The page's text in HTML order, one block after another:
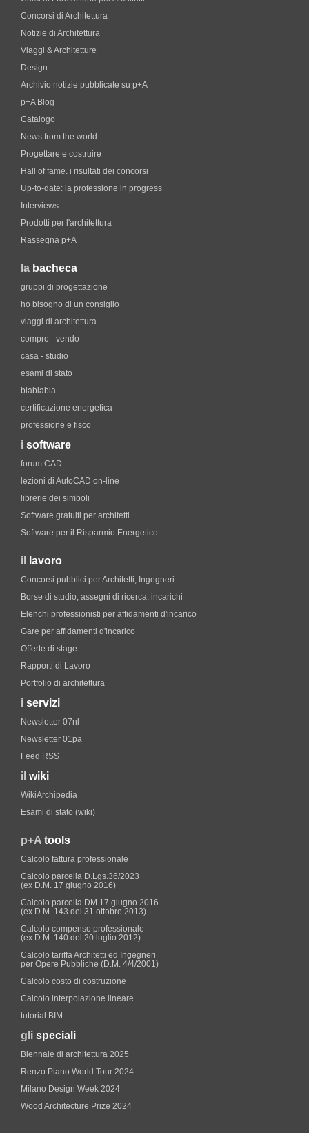
Concorsi di Architettura
Notizie di Architettura
Viaggi & Architetture
Design
Archivio notizie pubblicate su p+A
p+A Blog
Catalogo
News from the world
Progettare e costruire
Hall of fame. i risultati dei concorsi
Up-to-date: la professione in progress
Interviews
Prodotti per l'architettura
Rassegna p+A
la bacheca
gruppi di progettazione
ho bisogno di un consiglio
viaggi di architettura
compro - vendo
casa - studio
esami di stato
blablabla
certificazione energetica
professione e fisco
i software
forum CAD
lezioni di AutoCAD on-line
librerie dei simboli
Software gratuiti per architetti
Software per il Risparmio Energetico
il lavoro
Concorsi pubblici per Architetti, Ingegneri
Borse di studio, assegni di ricerca, incarichi
Elenchi professionisti per affidamenti d'incarico
Gare per affidamenti d'incarico
Offerte di stage
Rapporti di Lavoro
Portfolio di architettura
i servizi
Newsletter 07nl
Newsletter 01pa
Feed RSS
il wiki
WikiArchipedia
Esami di stato (wiki)
p+A tools
Calcolo fattura professionale
Calcolo parcella D.Lgs.36/2023
(ex D.M. 17 giugno 2016)
Calcolo parcella DM 17 giugno 2016
(ex D.M. 143 del 31 ottobre 2013)
Calcolo compenso professionale
(ex D.M. 140 del 20 luglio 2012)
Calcolo tariffa Architetti ed Ingegneri
per Opere Pubbliche (D.M. 4/4/2001)
Calcolo costo di costruzione
Calcolo interpolazione lineare
tutorial BIM
gli speciali
Biennale di architettura 2025
Renzo Piano World Tour 2024
Milano Design Week 2024
Wood Architecture Prize 2024